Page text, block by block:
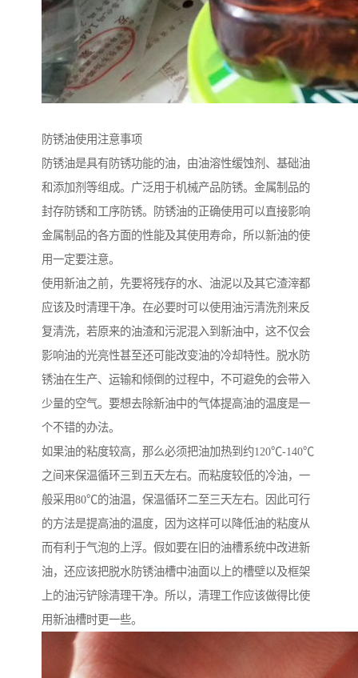
防锈油使用注意事项
防锈油是具有防锈功能的油，由油溶性缓蚀剂、基础油
和添加剂等组成。广泛用于机械产品防锈。金属制品的
封存防锈和工序防锈。防锈油的正确使用可以直接影响
金属制品的各方面的性能及其使用寿命，所以新油的使
用一定要注意。
使用新油之前，先要将残存的水、油泥以及其它渣滓都
应该及时清理干净。在必要时可以使用油污清洗剂来反
复清洗，若原来的油渣和污泥混入到新油中，这不仅会
影响油的光亮性甚至还可能改变油的冷却特性。脱水防
锈油在生产、运输和倾倒的过程中，不可避免的会带入
少量的空气。要想去除新油中的气体提高油的温度是一
个不错的办法。
如果油的粘度较高，那么必须把油加热到约120℃-140℃
之间来保温循环三到五天左右。而粘度较低的冷油，一
般采用80℃的油温，保温循环二至三天左右。因此可行
的方法是提高油的温度，因为这样可以降低油的粘度从
而有利于气泡的上浮。假如要在旧的油槽系统中改进新
油，还应该把脱水防锈油槽中油面以上的槽壁以及框架
上的油污铲除清理干净。所以，清理工作应该做得比使
用新油槽时更一些。